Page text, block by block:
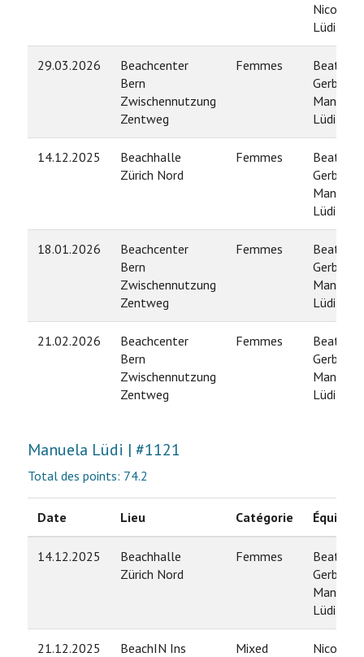
Nicola
Lüdi
29.03.2026
Beachcenter
Bern
Zwischennutzung
Zentweg
Femmes
Beatrice
Gerber /
Manuela
Lüdi
14.12.2025
Beachhalle
Zürich Nord
Femmes
Beatrice
Gerber /
Manuela
Lüdi
18.01.2026
Beachcenter
Bern
Zwischennutzung
Zentweg
Femmes
Beatrice
Gerber /
Manuela
Lüdi
21.02.2026
Beachcenter
Bern
Zwischennutzung
Zentweg
Femmes
Beatrice
Gerber /
Manuela
Lüdi
Manuela Lüdi | #1121
Total des points: 74.2
Date Lieu Catégorie Équipe
14.12.2025
Beachhalle
Zürich Nord
Femmes
Beatrice
Gerber /
Manuela
Lüdi
21.12.2025 BeachIN Ins Mixed
Nicola